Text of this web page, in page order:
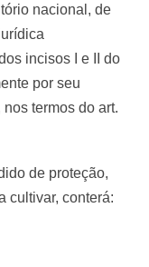
nacional, de
incisos I e II do
por seu
termos do art.
de proteção,
cultivar, conterá: